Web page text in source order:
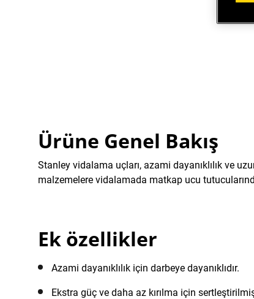
Ürüne Genel Bakış
Stanley vidalama uçları, azami dayanıklılık ve
malzemelere vidalamada matkap ucu
Ek özellikler
Azami dayanıklılık için darbeye dayanıklıdır.
Ekstra güç ve daha az kırılma için